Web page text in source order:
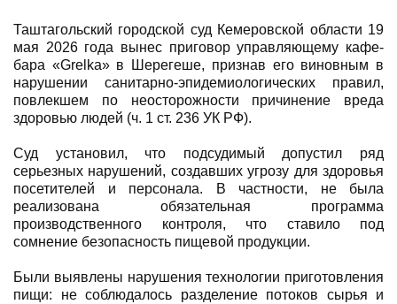
Таштагольский городской суд Кемеровской области 19
мая 2026 года вынес приговор управляющему кафе-
бара «Grelka» в Шерегеше, признав его виновным в
нарушении санитарно-эпидемиологических правил,
повлекшем по неосторожности причинение вреда
здоровью людей (ч. 1 ст. 236 УК РФ).
Суд установил, что подсудимый допустил ряд
серьезных нарушений, создавших угрозу для здоровья
посетителей и персонала. В частности, не была
реализована обязательная программа
производственного контроля, что ставило под
сомнение безопасность пищевой продукции.
Были выявлены нарушения технологии приготовления
пищи: не соблюдалось разделение потоков сырья и